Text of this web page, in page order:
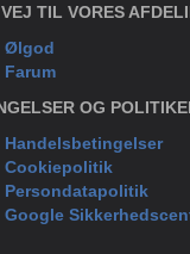
TIL VORES
Ølgod
Farum
OG
Handelsbetingelser
Cookiepolitik
Persondatapolitik
Google